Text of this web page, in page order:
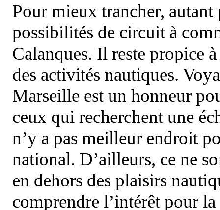
Pour mieux trancher, autant
possibilités de circuit à
Calanques. Il reste propice
des activités nautiques.
Marseille est un honneur
ceux qui recherchent une
n’y a pas meilleur endroit
national. D’ailleurs, ce ne
en dehors des plaisirs
comprendre l’intérêt pour